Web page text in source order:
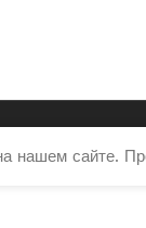
сайте.